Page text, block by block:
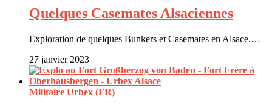
Quelques Casemates Alsaciennes
Exploration de quelques Bunkers et Casemates en Alsace.…
27 janvier 2023
Militaire Urbex (FR)